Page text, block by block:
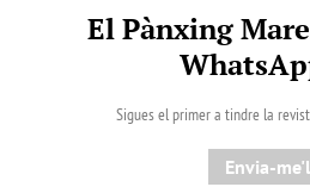
El Pànxing
Sigues el primer a tindre la
Envia-me'l